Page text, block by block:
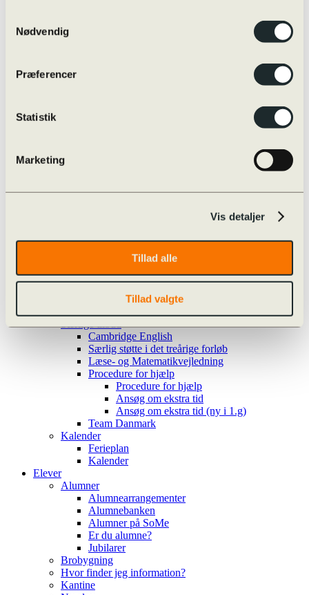
Nødvendig
Præferencer
Statistik
Marketing
Vis detaljer
Tillad alle
Tillad valgte
Oversigt over online/offline hjælpemidler
Læreplaner
Skriftligt arbejde
Studieplaner og undervisningsbeskrivelser
Særlige tilbud
Cambridge English
Særlig støtte i det treårige forløb
Læse- og Matematikvejledning
Procedure for hjælp
Procedure for hjælp
Ansøg om ekstra tid
Ansøg om ekstra tid (ny i 1.g)
Team Danmark
Kalender
Ferieplan
Kalender
Elever
Alumner
Alumnearrangementer
Alumnebanken
Alumner på SoMe
Er du alumne?
Jubilarer
Brobygning
Hvor finder jeg information?
Kantine